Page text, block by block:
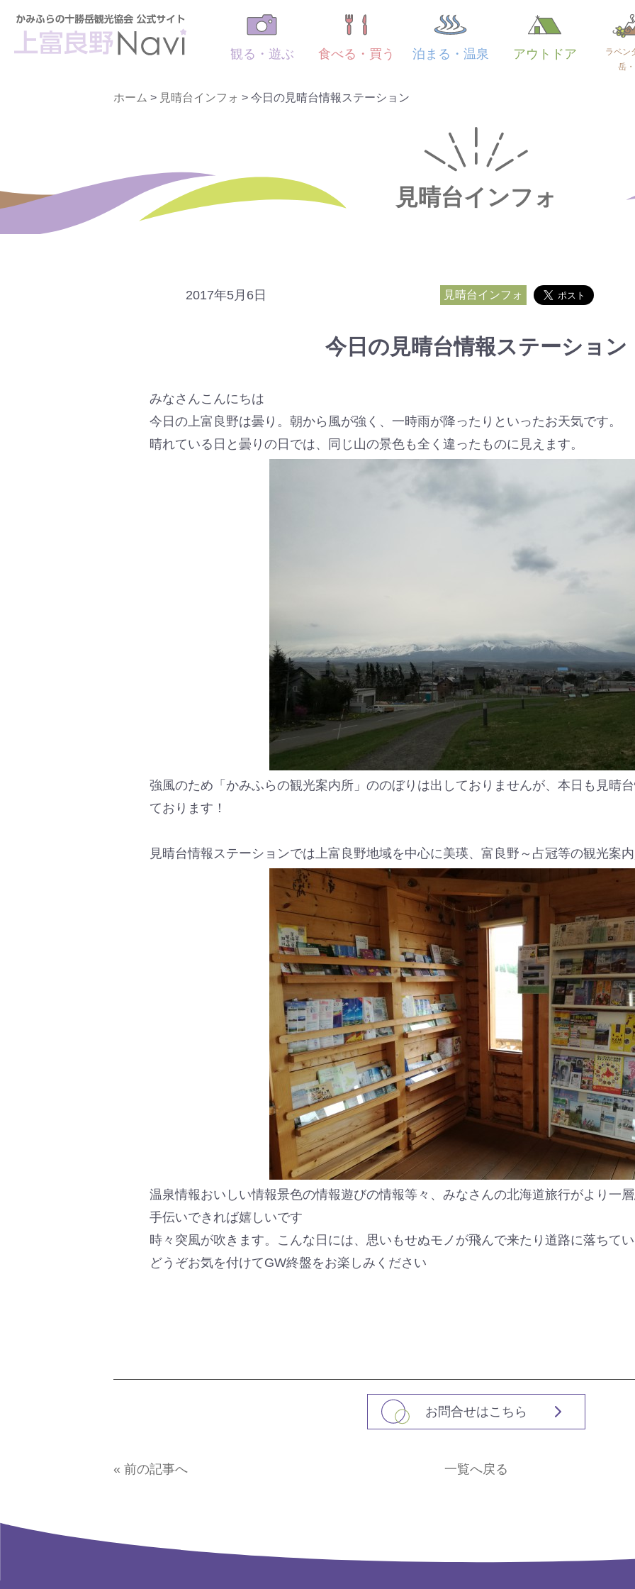
観る・遊ぶ 食べる・買う 泊まる・温泉 アウトドア
ラベン
岳
ホーム > 見晴台インフォ > 今日の見晴台情報ステーション
見晴台インフォ
2017年5月6日 見晴台インフォ
今日の見晴台情報ステーション
みなさんこんにちは
今日の上富良野は曇り。朝から風が強く、一時雨が降ったりといったお天気です。
晴れている日と曇りの日では、同じ山の景色も全く違ったものに見えます。
強風のため「かみふらの観光案内所」ののぼりは出しておりませんが、本日も見晴
ております！
見晴台情報ステーションでは上富良野地域を中心に美瑛、富良野～占冠等の観光案
温泉情報おいしい情報景色の情報遊びの情報等々、みなさんの北海道旅行がより一
手伝いできれば嬉しいです
時々突風が吹きます。こんな日には、思いもせぬモノが飛んで来たり道路に落ちて
どうぞお気を付けてGW終盤をお楽しみください
お問合せはこちら
« 前の記事へ 一覧へ戻る